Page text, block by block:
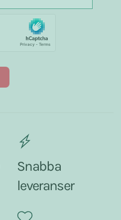
Snabba
leveranser